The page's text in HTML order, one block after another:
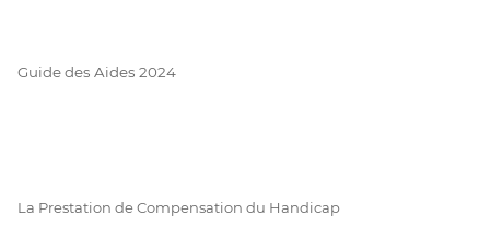
Guide des Aides 2024
La Prestation de Compensation du Handicap